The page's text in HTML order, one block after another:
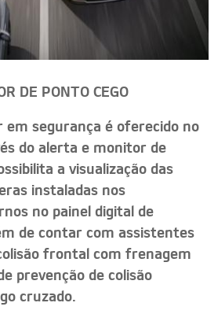
DE PONTO CEGO
em segurança é oferecido no
do alerta e monitor de
a visualização das
instaladas nos
no painel digital de
de contar com assistentes
frontal com frenagem
prevenção de colisão
cruzado.